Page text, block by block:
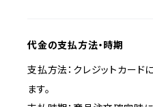
代金の支払方法・時期
支払方法：クレジットカー
ます。